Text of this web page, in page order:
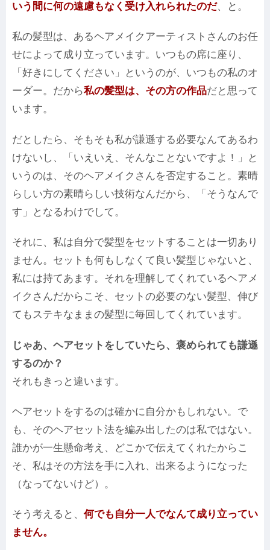
いう間に何の遠慮もなく受け入れられたのだ、と。
私の髪型は、あるヘアメイクアーティストさんのお任
せによって成り立っています。いつもの席に座り、
「好きにしてください」というのが、いつもの私のオ
ーダー。だから私の髪型は、その方の作品だと思って
います。
だとしたら、そもそも私が謙遜する必要なんてあるわ
けないし、「いえいえ、そんなことないですよ！」と
いうのは、そのヘアメイクさんを否定すること。素晴
らしい方の素晴らしい技術なんだから、「そうなんで
す」となるわけでして。
それに、私は自分で髪型をセットすることは一切あり
ません。セットも何もしなくて良い髪型じゃないと、
私には持てあます。それを理解してくれているヘアメ
イクさんだからこそ、セットの必要のない髪型、伸び
てもステキなままの髪型に毎回してくれています。
じゃあ、ヘアセットをしていたら、褒められても謙遜
するのか？
それもきっと違います。
ヘアセットをするのは確かに自分かもしれない。で
も、そのヘアセット法を編み出したのは私ではない。
誰かが一生懸命考え、どこかで伝えてくれたからこ
そ、私はその方法を手に入れ、出来るようになった
（なってないけど）。
そう考えると、 何でも自分一人でなんて成り立ってい
ません。